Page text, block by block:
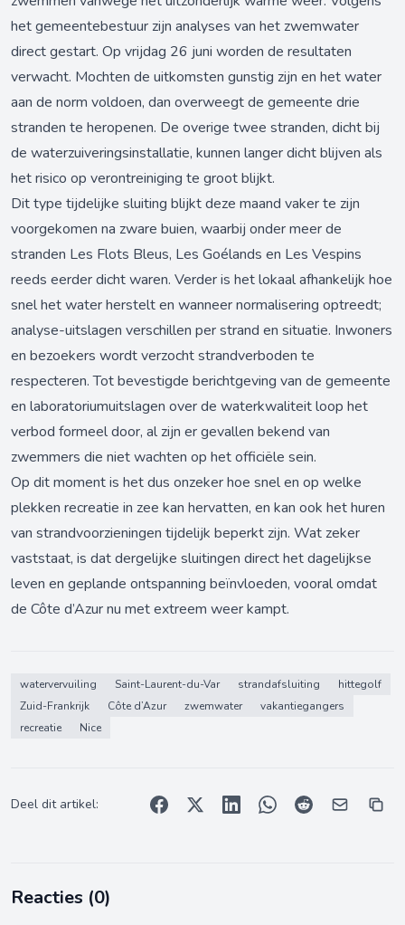
het gemeentebestuur zijn analyses van het zwemwater
direct gestart. Op vrijdag 26 juni worden de resultaten
verwacht. Mochten de uitkomsten gunstig zijn en het water
aan de norm voldoen, dan overweegt de gemeente drie
stranden te heropenen. De overige twee stranden, dicht bij
de waterzuiveringsinstallatie, kunnen langer dicht blijven als
het risico op verontreiniging te groot blijkt.
Dit type tijdelijke sluiting blijkt deze maand vaker te zijn
voorgekomen na zware buien, waarbij onder meer de
stranden Les Flots Bleus, Les Goélands en Les Vespins
reeds eerder dicht waren. Verder is het lokaal afhankelijk hoe
snel het water herstelt en wanneer normalisering optreedt;
analyse-uitslagen verschillen per strand en situatie. Inwoners
en bezoekers wordt verzocht strandverboden te
respecteren. Tot bevestigde berichtgeving van de gemeente
en laboratoriumuitslagen over de waterkwaliteit loop het
verbod formeel door, al zijn er gevallen bekend van
zwemmers die niet wachten op het officiële sein.
Op dit moment is het dus onzeker hoe snel en op welke
plekken recreatie in zee kan hervatten, en kan ook het huren
van strandvoorzieningen tijdelijk beperkt zijn. Wat zeker
vaststaat, is dat dergelijke sluitingen direct het dagelijkse
leven en geplande ontspanning beïnvloeden, vooral omdat
de Côte d’Azur nu met extreem weer kampt.
watervervuiling Saint-Laurent-du-Var strandafsluiting
hittegolf
Zuid-Frankrijk
Côte d’Azur zwemwater
vakantiegangers
recreatie
Nice
Deel dit artikel:
Reacties (0)